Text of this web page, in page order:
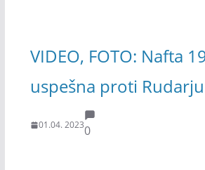
VIDEO, FOTO: Nafta
uspešna proti
01.04. 20230